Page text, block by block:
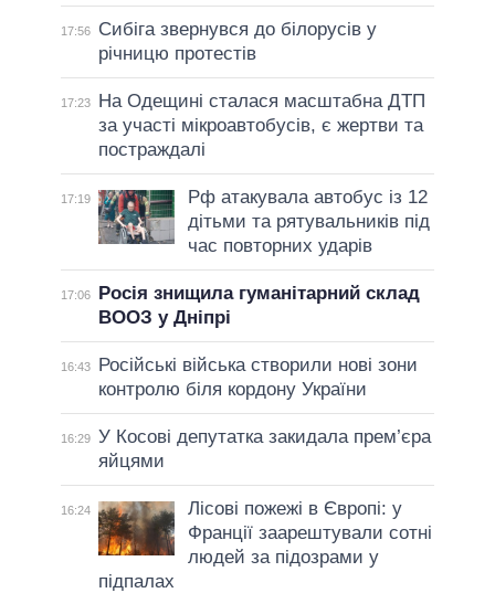
17:56
Сибіга звернувся до білорусів у
річницю протестів
17:23
На Одещині сталася масштабна ДТП
за участі мікроавтобусів, є жертви та
постраждалі
17:19
Рф атакувала автобус із 12
дітьми та рятувальників під
час повторних ударів
17:06
Росія знищила гуманітарний склад
ВООЗ у Дніпрі
16:43
Російські війська створили нові зони
контролю біля кордону України
16:29 У Косові депутатка закидала прем’єра
яйцями
16:24
Лісові пожежі в Європі: у
Франції заарештували сотні
людей за підозрами у
підпалах